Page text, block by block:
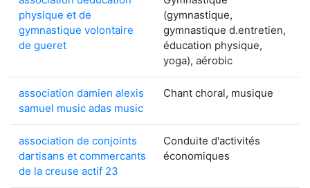
physique et de
gymnastique volontaire
de gueret
(gymnastique,
gymnastique d.entretien,
éducation physique,
yoga), aérobic
association damien alexis
samuel music adas music
Chant choral, musique
association de conjoints
dartisans et commercants
de la creuse actif 23
Conduite d'activités
économiques